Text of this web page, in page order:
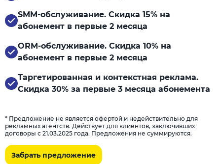
SMM-обслуживание. Скидка 15% на
абонемент в первые 2 месяца
ORM-обслуживание. Скидка 10% на
абонемент в первые 2 месяца
Таргетированная и контекстная реклама.
Скидка 30% за первые 3 месяца абонемента
* Предложение не является офертой и недействительно для
рекламных агентств. Действует для клиентов, заключивших
договоры с 21.03.2025 года. Предложения не суммируются.
Забрать предложение